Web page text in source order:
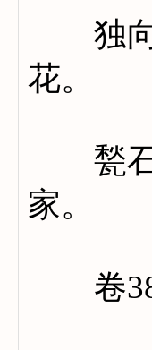
独向
花。
甃石
家。
卷